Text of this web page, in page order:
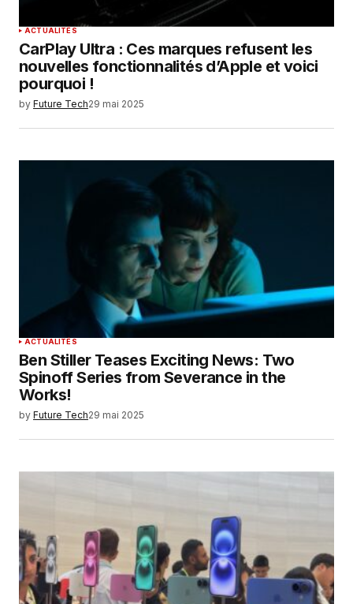
ACTUALITÉS
CarPlay Ultra : Ces marques refusent les
nouvelles fonctionnalités d’Apple et voici
pourquoi !
by Future Tech29 mai 2025
ACTUALITÉS
Ben Stiller Teases Exciting News: Two
Spinoff Series from Severance in the
Works!
by Future Tech29 mai 2025